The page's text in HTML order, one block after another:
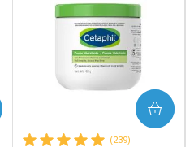
(239)
COMPRAR